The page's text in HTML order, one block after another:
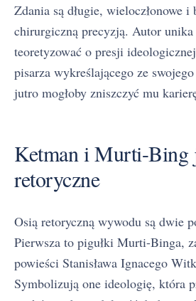
Zdania są długie, wieloczłonowe i
chirurgiczną precyzją. Autor
teoretyzować o presji
pisarza wykreślającego ze
jutro mogłoby zniszczyć mu
Ketman i Murti-Bing
retoryczne
Osią retoryczną wywodu są dwie
Pierwsza to pigułki Murti-Binga,
powieści Stanisława Ignacego
Symbolizują one ideologię, która